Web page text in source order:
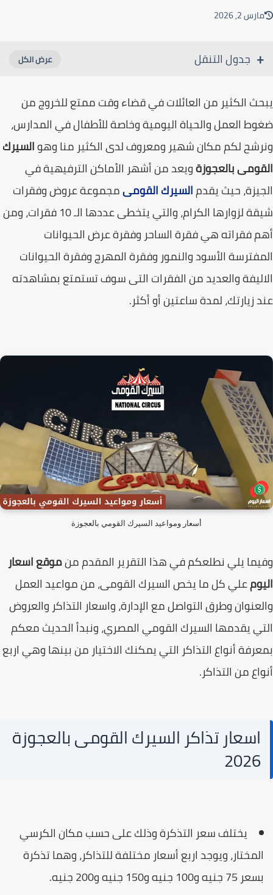
2, 2026
جدول التنقل
الكثير من العائلات في قضاء وقت ممتع للخروج من
العمل والحياة اليومية وخاصة للأطفال في المدارس،
لكم مكان شهير ومعروف لدى الكثير منا وهوالسيرك
بالعجوزةويعد من أشهر الأماكن الترفيهية في
حيث يقدمالسيرك القومىمجموعة عروض وفقرات
شيقة لزوارها الكرام، والتي يتخطى عددها الـ 10 فقرات، ومن
فقراته هي فقرة الساحر وفقرة عرض الحيوانات
الأسود والنمور وفقرة المهرج وفقرة الحيوانات
والعديد من الفقرات التى سوف تستمتع بمشاهدته
زيارتك، لمدة ساعتين أو أكثر.
أسعار ومواعيد السيرك القومي بالعجوزة
يلي نطلعكم في هذا التقرير المقدم منموقع اسعار
علي كل ما يخص السيرك القومى، من مواعيد العمل
وطرق التواصل مع الإدارة، واسعار التذاكر والعروض
يقدمها السيرك القومي المصري، ونبدأ الحديث معكم
أنواع التذاكر التي يمكنك الاختيار من بينها وهي اربع
من التذاكر.
اسعار تذاكر السيرك القومى بالعجوزة
2026
يختلف سعر التذكرة وذلك على حسب مكان الكرسي
ويوجد اربع أسعار مختلفة للتذاكر، وهما تذكرة
و100 جنيه و150 جنيه و200 جنيه.